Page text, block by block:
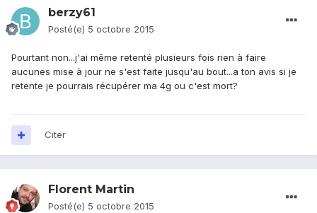
berzy61
Posté(e) 5 octobre 2015
Pourtant non...j'ai même retenté plusieurs fois rien à faire
aucunes mise à jour ne s'est faite jusqu'au bout...a ton avis si je
retente je pourrais récupérer ma 4g ou c'est mort?
Citer
Florent Martin
Posté(e) 5 octobre 2015